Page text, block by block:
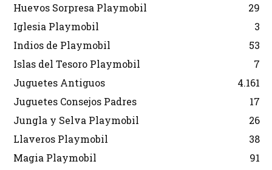
Huevos Sorpresa Playmobil
29
Iglesia Playmobil
3
Indios de Playmobil
53
Islas del Tesoro Playmobil
7
Juguetes Antiguos
4.161
Juguetes Consejos Padres
17
Jungla y Selva Playmobil
26
Llaveros Playmobil
38
Magia Playmobil
91